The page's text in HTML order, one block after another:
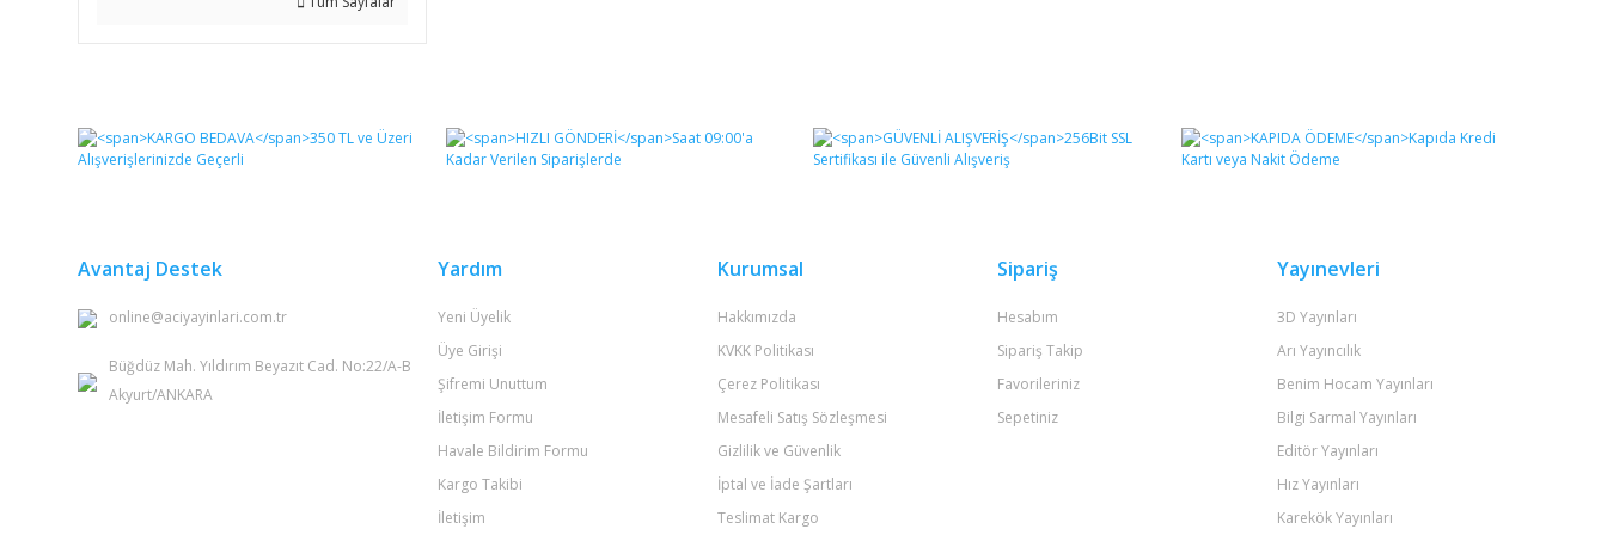
Avantaj Destek
online@aciyayinlari.com.tr
Büğdüz Mah. Yıldırım Beyazıt Cad. No:22/A-B
Akyurt/ANKARA
Yardım
Yeni Üyelik
Üye Girişi
Şifremi Unuttum
İletişim Formu
Havale Bildirim Formu
Kargo Takibi
İletişim
Kurumsal
Hakkımızda
KVKK Politikası
Çerez Politikası
Mesafeli Satış Sözleşmesi
Gizlilik ve Güvenlik
İptal ve İade Şartları
Teslimat Kargo
Sipariş
Hesabım
Sipariş Takip
Favorileriniz
Sepetiniz
Yayınevleri
3D Yayınları
Arı Yayıncılık
Benim Hocam Yayınları
Bilgi Sarmal Yayınları
Editör Yayınları
Hız Yayınları
Karekök Yayınları